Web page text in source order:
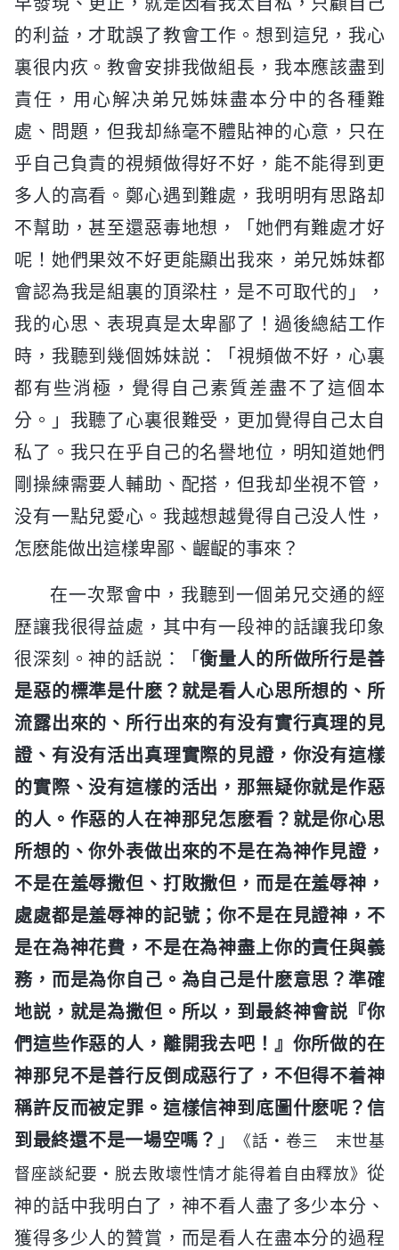
的利益，才耽誤了教會工作。想到這兒，我心
裏很内疚。教會安排我做組長，我本應該盡到
責任，用心解决弟兄姊妹盡本分中的各種難
處、問題，但我却絲毫不體貼神的心意，只在
乎自己負責的視頻做得好不好，能不能得到更
多人的高看。鄭心遇到難處，我明明有思路却
不幫助，甚至還惡毒地想，「她們有難處才好
呢！她們果效不好更能顯出我來，弟兄姊妹都
會認為我是組裏的頂梁柱，是不可取代的」，
我的心思、表現真是太卑鄙了！過後總結工作
時，我聽到幾個姊妹説：「視頻做不好，心裏
都有些消極，覺得自己素質差盡不了這個本
分。」我聽了心裏很難受，更加覺得自己太自
私了。我只在乎自己的名譽地位，明知道她們
剛操練需要人輔助、配搭，但我却坐視不管，
没有一點兒愛心。我越想越覺得自己没人性，
怎麽能做出這樣卑鄙、齷齪的事來？
在一次聚會中，我聽到一個弟兄交通的經
歷讓我很得益處，其中有一段神的話讓我印象
很深刻。神的話説：「衡量人的所做所行是善
是惡的標準是什麽？就是看人心思所想的、所
流露出來的、所行出來的有没有實行真理的見
證、有没有活出真理實際的見證，你没有這樣
的實際、没有這樣的活出，那無疑你就是作惡
的人。作惡的人在神那兒怎麽看？就是你心思
所想的、你外表做出來的不是在為神作見證，
不是在羞辱撒但、打敗撒但，而是在羞辱神，
處處都是羞辱神的記號；你不是在見證神，不
是在為神花費，不是在為神盡上你的責任與義
務，而是為你自己。為自己是什麽意思？準確
地説，就是為撒但。所以，到最終神會説『你
們這些作惡的人，離開我去吧！』你所做的在
神那兒不是善行反倒成惡行了，不但得不着神
稱許反而被定罪。這樣信神到底圖什麽呢？信
到最終還不是一場空嗎？ 」
《話・卷三 末世基
督座談紀要・脱去敗壞性情才能得着自由釋放》 從
神的話中我明白了，神不看人盡了多少本分、
獲得多少人的贊賞，而是看人在盡本分的過程